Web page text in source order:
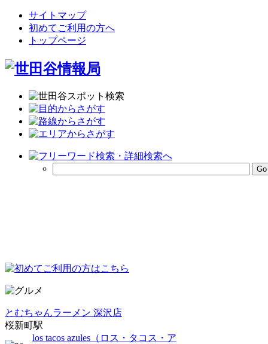
サイトマップ
初めてご利用の方へ
トップページ
とむちゃんラーメン 深沢店
桜新町駅
los tacos azules（ロス・タコス・ア